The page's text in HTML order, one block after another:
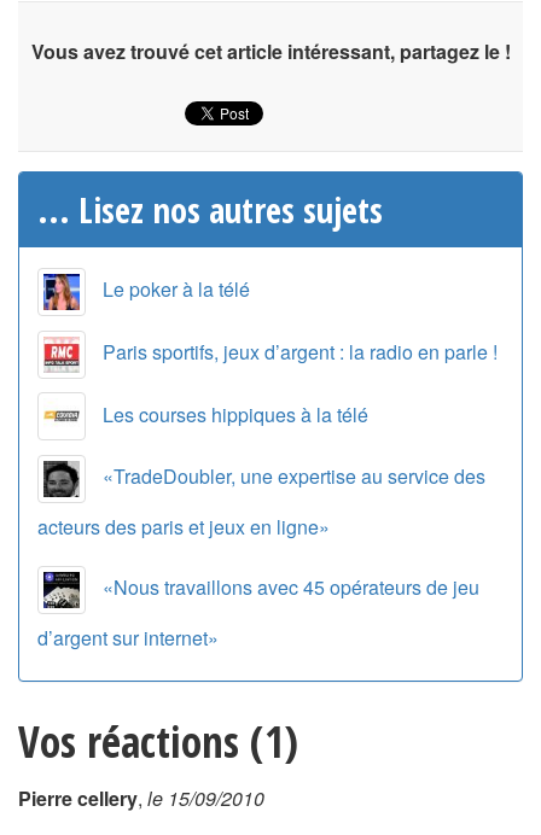
Vous avez trouvé cet article intéressant, partagez le !
... Lisez nos autres sujets
Le poker à la télé
Paris sportifs, jeux d’argent : la radio en parle !
Les courses hippiques à la télé
«TradeDoubler, une expertise au service des
acteurs des paris et jeux en ligne»
«Nous travaillons avec 45 opérateurs de jeu
d’argent sur internet»
Vos réactions (1)
Pierre cellery, le 15/09/2010